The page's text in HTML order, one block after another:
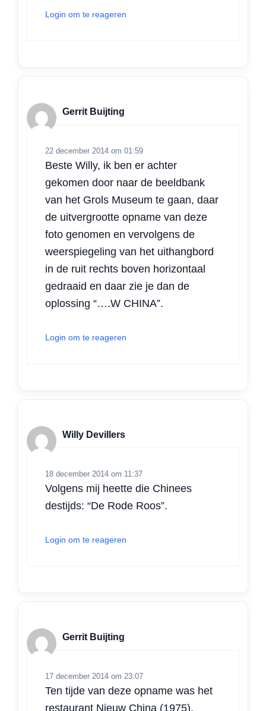
Login om te reageren
Gerrit Buijting
22 december 2014 om 01:59
Beste Willy, ik ben er achter
gekomen door naar de beeldbank
van het Grols Museum te gaan, daar
de uitvergrootte opname van deze
foto genomen en vervolgens de
weerspiegeling van het uithangbord
in de ruit rechts boven horizontaal
gedraaid en daar zie je dan de
oplossing “….W CHINA”.
Login om te reageren
Willy Devillers
18 december 2014 om 11:37
Volgens mij heette die Chinees
destijds: “De Rode Roos”.
Login om te reageren
Gerrit Buijting
17 december 2014 om 23:07
Ten tijde van deze opname was het
restaurant Nieuw China (1975).